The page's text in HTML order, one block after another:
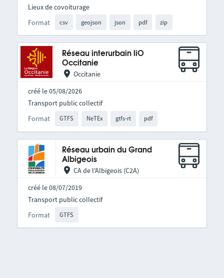
Format csv geojson json pdf zip
Lieux de covoiturage
Réseau interurbain liO
Occitanie
Occitanie
créé le 05/08/2026
Format GTFS NeTEx gtfs-rt pdf
Transport public collectif
Réseau urbain du Grand
Albigeois
CA de l'Albigeois (C2A)
créé le 08/07/2019
Format GTFS
Transport public collectif